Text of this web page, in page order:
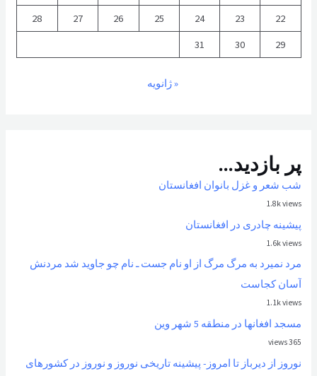
22
23
24
25
26
27
28
29
30
31
« ژانویه
پر بازدید...
شب شعر و غزل بانوان افغانستان
1.8k views
پیشینه چادری در افغانستان
1.6k views
مرد نمیرد به مرگ مرگ از او نام جست ـ نام چو جاوید شد مردنش
آسان کجاست
1.1k views
مسجد افغانها در منطقه 5 شهر وین
365 views
نوروز از ديرباز تا امروز- پیشینه تاریخی نوروز و نوروز در کشورهای